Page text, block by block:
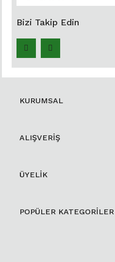
Bizi Takip Edin
KURUMSAL
ALIŞVERİŞ
ÜYELİK
POPÜLER KATEGORİLER